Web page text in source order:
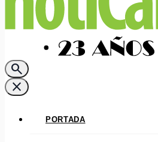
search
close
PORTADA